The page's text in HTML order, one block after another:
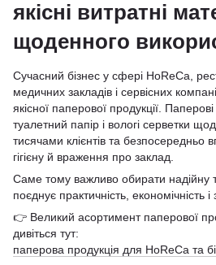
якісні витратні
щоденного
Сучасний бізнес у сфері HoReCa,
медичних закладів і сервісних
якісної паперової продукції.
туалетний папір і вологі серветки
тисячами клієнтів та безпосередньо
гігієну й враження про заклад.
Саме тому важливо обирати надійну
поєднує практичність, економічність
👉 Великий асортимент паперової
дивіться тут:
паперова продукція для HoReCa та